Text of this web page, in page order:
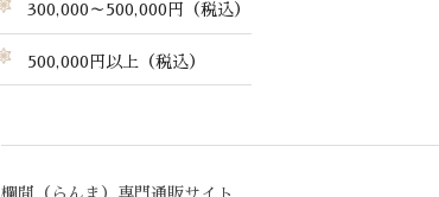
300,000～500,000円（税込）
500,000円以上（税込）